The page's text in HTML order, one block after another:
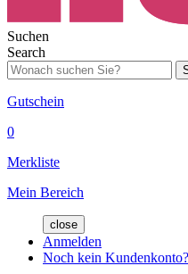
Suchen
Search
Gutschein
0
Merkliste
Mein Bereich
close
Anmelden
Noch kein